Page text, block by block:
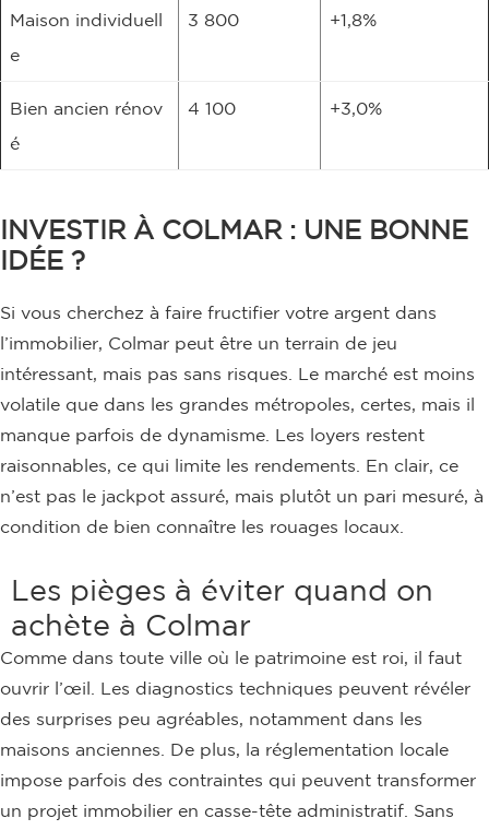
Maison individuell
e
3 800 +1,8%
Bien ancien rénov
é
4 100 +3,0%
INVESTIR À COLMAR : UNE BONNE
IDÉE ?
Si vous cherchez à faire fructifier votre argent dans
l’immobilier, Colmar peut être un terrain de jeu
intéressant, mais pas sans risques. Le marché est moins
volatile que dans les grandes métropoles, certes, mais il
manque parfois de dynamisme. Les loyers restent
raisonnables, ce qui limite les rendements. En clair, ce
n’est pas le jackpot assuré, mais plutôt un pari mesuré, à
condition de bien connaître les rouages locaux.
Les pièges à éviter quand on
achète à Colmar
Comme dans toute ville où le patrimoine est roi, il faut
ouvrir l’œil. Les diagnostics techniques peuvent révéler
des surprises peu agréables, notamment dans les
maisons anciennes. De plus, la réglementation locale
impose parfois des contraintes qui peuvent transformer
un projet immobilier en casse-tête administratif. Sans